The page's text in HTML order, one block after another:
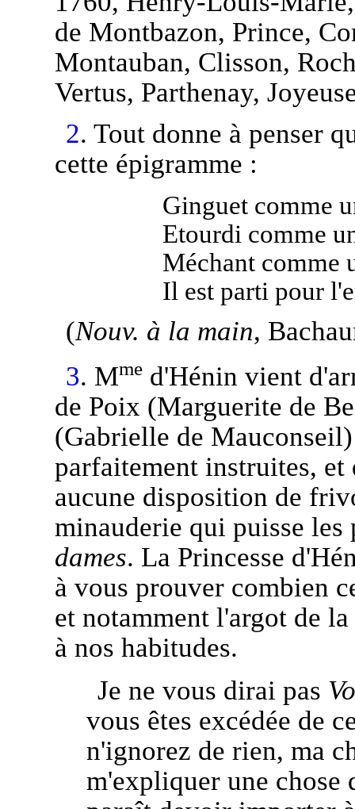
de Montbazon, Prince,
Montauban, Clisson,
Vertus, Parthenay,
2. Tout donne à penser
cette épigramme :
Ginguet comme
Etourdi comme
Méchant comme
Il est parti pour
(Nouv. à la main,
3. Mmed'Hénin vient
de Poix (Marguerite de
(Gabrielle de
parfaitement instruites, et
aucune disposition de
minauderie qui puisse
dames. La Princesse
à vous prouver combien
et notamment l'argot de
à nos habitudes.
Je ne vous dirai pas
vous êtes excédée de
n'ignorez de rien, ma
m'expliquer une chose